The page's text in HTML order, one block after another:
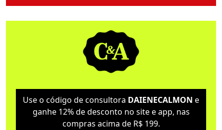
Use o código de consultora DAIENECALMON e
ganhe 12% de desconto no site e app, nas
compras acima de R$ 199.